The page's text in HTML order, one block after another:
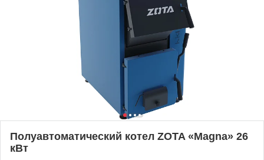
Полуавтоматический котел ZOTA «Magna» 26
кВт